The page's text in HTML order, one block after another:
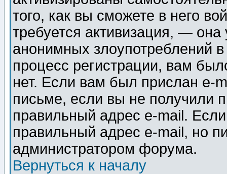
того, как вы сможете в него
требуется активизация, —
анонимных злоупотреблений
процесс регистрации, вам
нет. Если вам был прислан e-
письме, если вы не получили
правильный адрес e-mail.
правильный адрес e-mail, но
администратором форума.
Вернуться к началу